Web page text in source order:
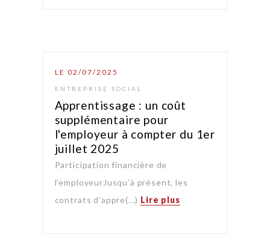
LE 02/07/2025
ENTREPRISE SOCIAL
Apprentissage : un coût
supplémentaire pour
l'employeur à compter du 1er
juillet 2025
Participation financière de
l’employeurJusqu’à présent, les
contrats d’appre(...) Lire plus